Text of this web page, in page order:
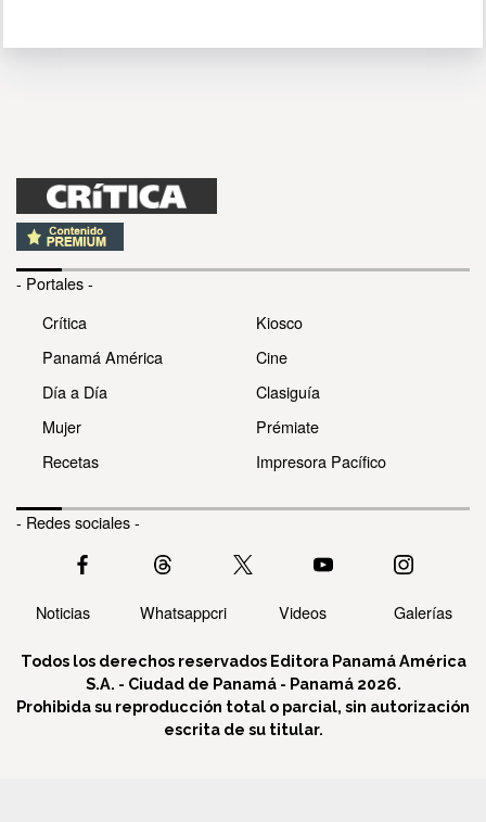
- Portales -
Crítica
Panamá América
Día a Día
Mujer
Recetas
Kiosco
Cine
Clasiguía
Prémiate
Impresora Pacífico
- Redes sociales -
Noticias Whatsappcri Videos Galerías
Todos los derechos reservados Editora Panamá América
S.A. - Ciudad de Panamá - Panamá 2026.
Prohibida su reproducción total o parcial, sin autorización
escrita de su titular.